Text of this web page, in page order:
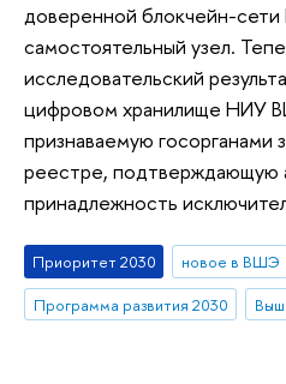
доверенной блокчейн-
самостоятельный узел.
исследовательский
цифровом хранилище НИУ
признаваемую госорганами
реестре, подтверждающую
принадлежность
Приоритет 2030
новое в ВШЭ
Программа развития 2030